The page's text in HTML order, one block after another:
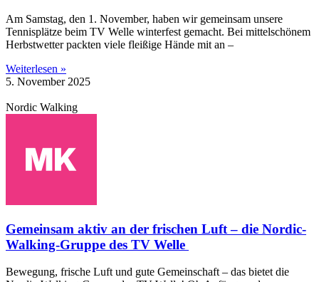
Am Samstag, den 1. November, haben wir gemeinsam unsere
Tennisplätze beim TV Welle winterfest gemacht. Bei mittelschönem
Herbstwetter packten viele fleißige Hände mit an –
Weiterlesen »
5. November 2025
Nordic Walking
Gemeinsam aktiv an der frischen Luft – die Nordic-
Walking-Gruppe des TV Welle
Bewegung, frische Luft und gute Gemeinschaft – das bietet die